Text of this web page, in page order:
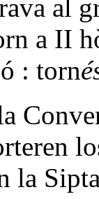
al
a II
: torn
la